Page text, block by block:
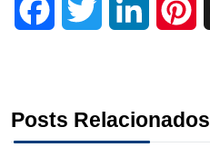
e t k t
Posts Relacionados